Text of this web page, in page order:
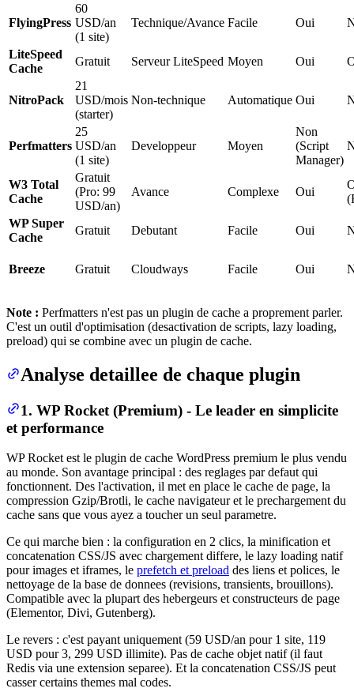
FlyingPress
60
USD/an
(1 site)
Technique/Avance Facile Oui
LiteSpeed
Cache
Gratuit Serveur LiteSpeed Moyen Oui
NitroPack
21
USD/mois
(starter)
Non-technique Automatique Oui
Perfmatters
25
USD/an
(1 site)
Developpeur Moyen
Non
(Script
Manager)
W3 Total
Cache
Gratuit
(Pro: 99
USD/an)
Avance Complexe Oui
WP Super
Cache
Gratuit Debutant Facile Oui
Breeze Gratuit Cloudways Facile Oui
Note : Perfmatters n'est pas un plugin de cache a proprement parler.
C'est un outil d'optimisation (desactivation de scripts, lazy loading,
preload) qui se combine avec un plugin de cache.
Analyse detaillee de chaque plugin
1. WP Rocket (Premium) - Le leader en simplicite
et performance
WP Rocket est le plugin de cache WordPress premium le plus vendu
au monde. Son avantage principal : des reglages par defaut qui
fonctionnent. Des l'activation, il met en place le cache de page, la
compression Gzip/Brotli, le cache navigateur et le prechargement du
cache sans que vous ayez a toucher un seul parametre.
Ce qui marche bien : la configuration en 2 clics, la minification et
concatenation CSS/JS avec chargement differe, le lazy loading natif
pour images et iframes, le prefetch et preload des liens et polices, le
nettoyage de la base de donnees (revisions, transients, brouillons).
Compatible avec la plupart des hebergeurs et constructeurs de page
(Elementor, Divi, Gutenberg).
Le revers : c'est payant uniquement (59 USD/an pour 1 site, 119
USD pour 3, 299 USD illimite). Pas de cache objet natif (il faut
Redis via une extension separee). Et la concatenation CSS/JS peut
casser certains themes mal codes.